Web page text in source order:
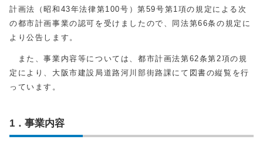
計画法（昭和43年法律第100号）第59号第1項の規定による次
の都市計画事業の認可を受けましたので、同法第66条の規定に
より公告します。
また、事業内容等については、都市計画法第62条第2項の規
定により、大阪市建設局道路河川部街路課にて図書の縦覧を行
っています。
1．事業内容